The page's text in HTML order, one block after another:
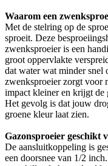
Waarom een
Met de stelring op de
sproeit. Deze
zwenksproeier is een
groot oppervlakte
dat water wat minder snel
zwenksproeier zorgt voor
impact kleiner en krijgt de
Het gevolg is dat jouw
groene kleur laat zien.
Gazonsproeier geschikt
De aansluitkoppeling is
een doorsnee van 1/2